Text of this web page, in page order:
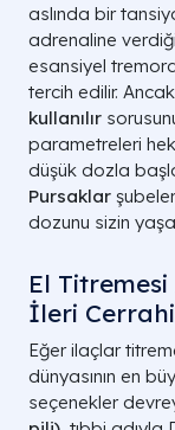
aslında bir
adrenaline
esansiyel
tercih edilir. Ancak
kullanılır
parametreleri
düşük dozla
Pursaklar
dozunu sizin
El
İleri
Eğer ilaçlar
dünyasının en
seçenekler